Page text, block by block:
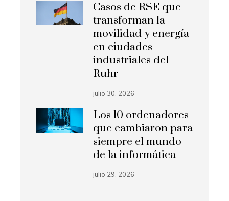
Casos de RSE que
transforman la
movilidad y energía
en ciudades
industriales del
Ruhr
julio 30, 2026
Los 10 ordenadores
que cambiaron para
siempre el mundo
de la informática
julio 29, 2026